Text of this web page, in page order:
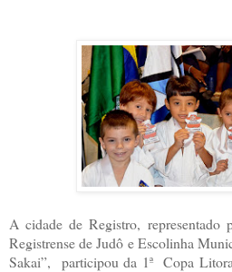
A cidade de Registro, representado
Registrense de Judô e Escolinha
Sakai”, participou da 1ª Copa